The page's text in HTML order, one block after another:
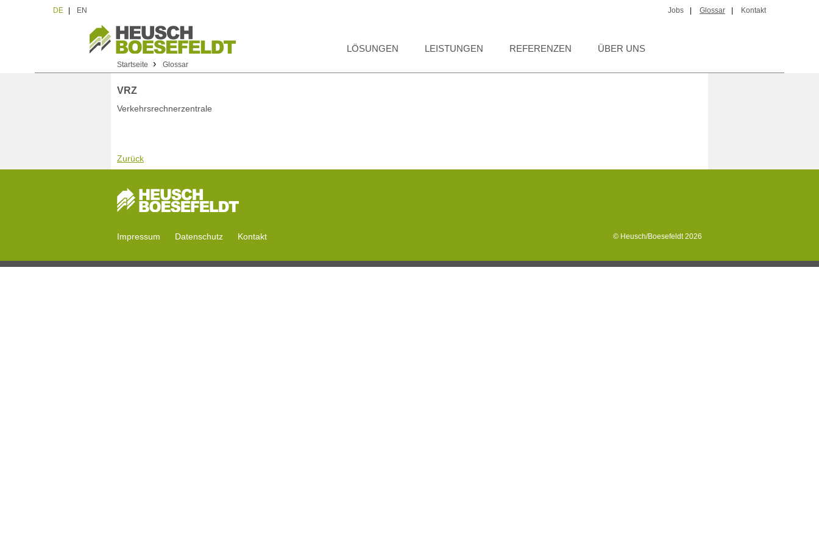
DE EN Jobs Glossar Kontakt
LÖSUNGEN LEISTUNGEN REFERENZEN ÜBER UNS
Startseite › Glossar
VRZ
Verkehrsrechnerzentrale
Zurück
Impressum Datenschutz Kontakt © Heusch/Boesefeldt 2026